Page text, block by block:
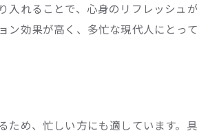
入れることで、心身のリフレッシュ
ン効果が高く、多忙な現代人にとっ
ため、忙しい方にも適しています。